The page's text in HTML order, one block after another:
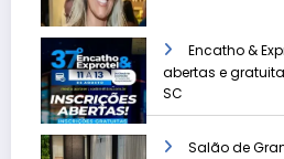
Encatho &
abertas e
SC
Salão de